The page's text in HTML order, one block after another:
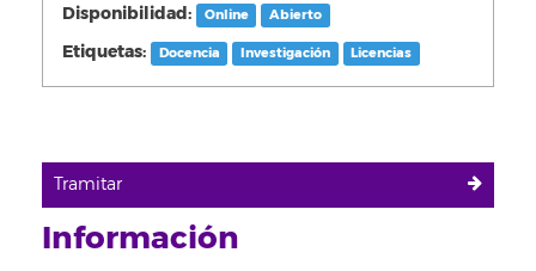
Disponibilidad: Online Abierto
Etiquetas: Docencia Investigación Licencias
Tramitar
Información